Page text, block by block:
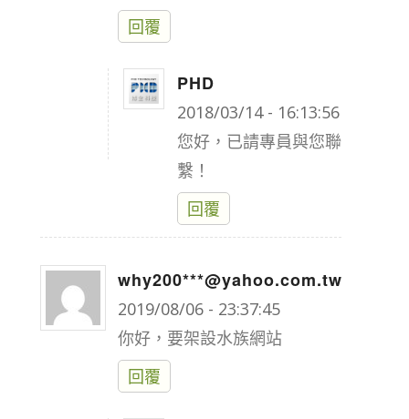
回覆
PHD
2018/03/14 - 16:13:56
您好，已請專員與您聯
繫！
回覆
why200***@yahoo.com.tw
2019/08/06 - 23:37:45
你好，要架設水族網站
回覆